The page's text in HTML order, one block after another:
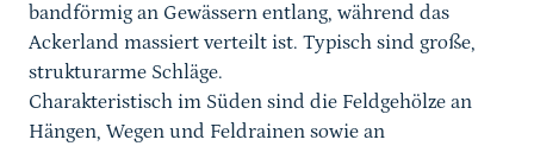
bandförmig an Gewässern entlang, während das
Ackerland massiert verteilt ist. Typisch sind große,
strukturarme Schläge.
Charakteristisch im Süden sind die Feldgehölze an
Hängen, Wegen und Feldrainen sowie an